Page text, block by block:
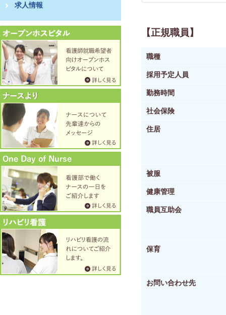
求人情報
【正規職員】
職種
採用予定人員
勤務時間
社会保険
住居
被服
健康管理
職員互助会
保育
お問い合わせ先